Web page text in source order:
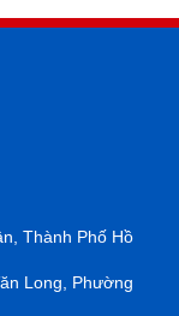
Thành Phố Hồ
Long, Phường